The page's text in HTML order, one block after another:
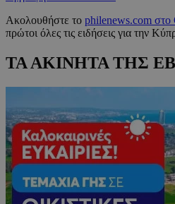
Ακολουθήστε το philenews.com
πρώτοι όλες τις ειδήσεις για την
ΤΑ ΑΚΙΝΗΤΑ ΤΗΣ